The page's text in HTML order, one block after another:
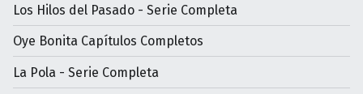
Los Hilos del Pasado - Serie Completa
Oye Bonita Capítulos Completos
La Pola - Serie Completa